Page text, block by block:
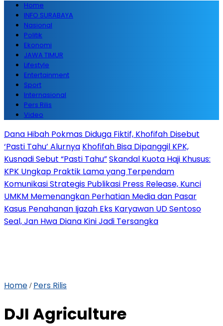
Home
INFO SURABAYA
Nasional
Politik
Ekonomi
JAWA TIMUR
Lifestyle
Entertainment
Sport
Internasional
Pers Rilis
Video
Dana Hibah Pokmas Diduga Fiktif, Khofifah Disebut
‘Pasti Tahu’ Alurnya Khofifah Bisa Dipanggil KPK,
Kusnadi Sebut “Pasti Tahu”Skandal Kuota Haji Khusus:
KPK Ungkap Praktik Lama yang Terpendam
Komunikasi Strategis Publikasi Press Release, Kunci
UMKM Memenangkan Perhatian Media dan Pasar
Kasus Penahanan Ijazah Eks Karyawan UD Sentoso
Seal, Jan Hwa Diana Kini Jadi Tersangka
Home / Pers Rilis
DJI Agriculture